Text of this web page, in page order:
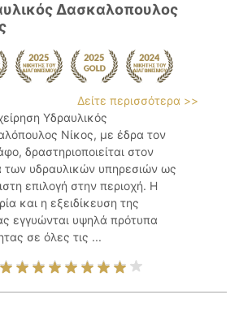
Δασκαλοπουλος
Δείτε περισσότερα >>
Υδραυλικός
Νίκος, με έδρα τον
δραστηριοποιείται στον
των υδραυλικών υπηρεσιών ως
επιλογή στην περιοχή. Η
και η εξειδίκευση της
εγγυώνται υψηλά πρότυπα
σε όλες τις ...